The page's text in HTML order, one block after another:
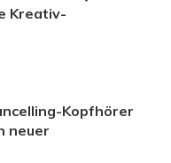
Kreativ-
Kopfhörer
neuer